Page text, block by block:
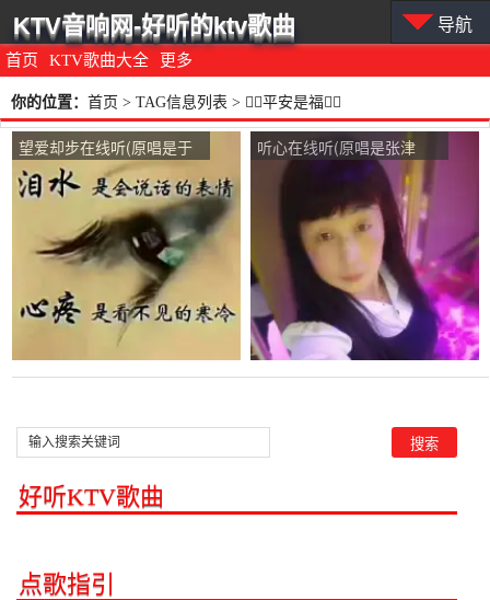
首页 KTV歌曲大全 更多
KTV音响网-好听的ktv歌曲 导航
你的位置： 首页 > TAG信息列表 > 平安是福
望爱却步在线听(原唱是于
洋)，平安是福演唱点
播:17次
听心在线听(原唱是张津
涤)，平安是福演唱点
好听KTV歌曲
点歌指引